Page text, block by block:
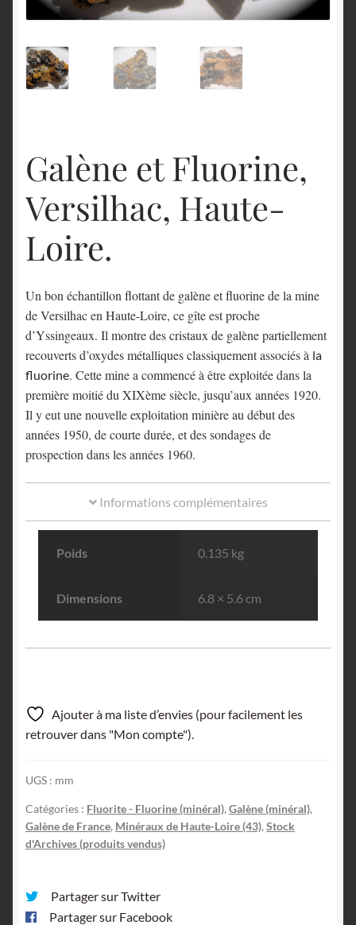
Galène et Fluorine,
Versilhac, Haute-
Loire.
Un bon échantillon flottant de galène et fluorine de la mine
de Versilhac en Haute-Loire, ce gîte est proche
d’Yssingeaux. Il montre des cristaux de galène partiellement
recouverts d’oxydes métalliques classiquement associés à la
fluorine. Cette mine a commencé à être exploitée dans la
première moitié du XIXème siècle, jusqu’aux années 1920.
Il y eut une nouvelle exploitation minière au début des
années 1950, de courte durée, et des sondages de
prospection dans les années 1960.
Informations complémentaires
Poids 0.135 kg
Dimensions 6.8 × 5.6 cm
Ajouter à ma liste d’envies (pour facilement les
retrouver dans "Mon compte").
UGS : mm
Catégories : Fluorite - Fluorine (minéral), Galène (minéral),
Galène de France, Minéraux de Haute-Loire (43), Stock
d'Archives (produits vendus)
Partager sur Twitter
Partager sur Facebook